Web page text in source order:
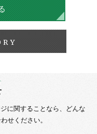
に関することなら、
どんな
せください。